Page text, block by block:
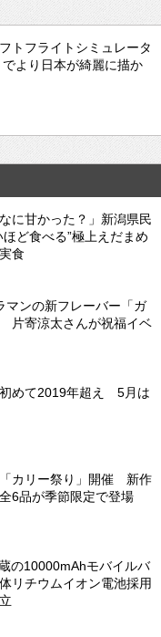
トフライトシミュレータ
より日本が綺麗に描か
に甘かった？」新潟県民
ど食べる”極上えだまめ
食
マンの新フレーバー「ガ
片寄涼太さんが祝福イベ
めて2019年超え 5月は
カリー祭り」開催 新作
6品が季節限定で登場
の10000mAhモバイルバ
リチウムイオン電池採用